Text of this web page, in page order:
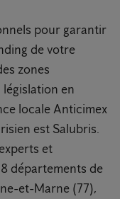
pour garantir
de votre
zones
législation en
locale Anticimex
est Salubris.
et
départements de
et-Marne (77),